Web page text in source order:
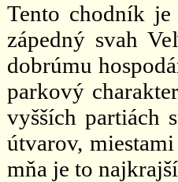
Tento chodník
zápedný svah
dobrúmu
parkový
vyšších partiách
útvarov,
mňa je to